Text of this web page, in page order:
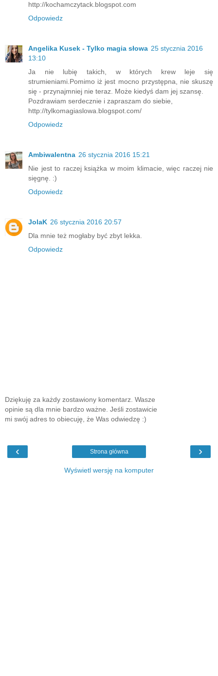
http://kochamczytack.blogspot.com
Odpowiedz
Angelika Kusek - Tylko magia słowa 25 stycznia 2016
13:10
Ja nie lubię takich, w których krew leje się
strumieniami.Pomimo iż jest mocno przystępna, nie skuszę
się - przynajmniej nie teraz. Może kiedyś dam jej szansę.
Pozdrawiam serdecznie i zapraszam do siebie,
http://tylkomagiaslowa.blogspot.com/
Odpowiedz
Ambiwalentna 26 stycznia 2016 15:21
Nie jest to raczej książka w moim klimacie, więc raczej nie
sięgnę. :)
Odpowiedz
JolaK 26 stycznia 2016 20:57
Dla mnie też mogłaby być zbyt lekka.
Odpowiedz
Dziękuję za każdy zostawiony komentarz. Wasze
opinie są dla mnie bardzo ważne. Jeśli zostawicie
mi swój adres to obiecuję, że Was odwiedzę :)
‹ ›
Strona główna
Wyświetl wersję na komputer